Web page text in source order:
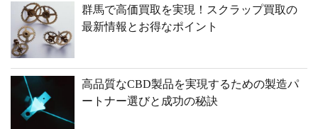
群馬で高価買取を実現！スクラップ買取の
最新情報とお得なポイント
高品質なCBD製品を実現するための製造パ
ートナー選びと成功の秘訣